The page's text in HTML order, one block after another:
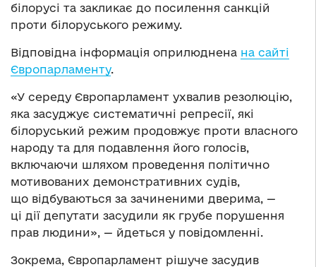
білорусі та закликає до посилення санкцій
проти білоруського режиму.
Відповідна інформація оприлюднена на сайті
Європарламенту.
«У середу Європарламент ухвалив резолюцію,
яка засуджує систематичні репресії, які
білоруський режим продовжує проти власного
народу та для подавлення його голосів,
включаючи шляхом проведення політично
мотивованих демонстративних судів,
що відбуваються за зачиненими дверима, —
ці дії депутати засудили як грубе порушення
прав людини», — йдеться у повідомленні.
Зокрема, Європарламент рішуче засудив